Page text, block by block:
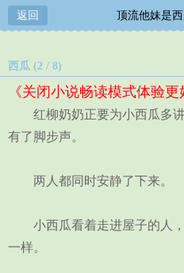
返回 顶流他妹是西
西瓜 (2 / 8)
《关闭小说畅读模式体验更
红柳奶奶正要为小西瓜多讲
有了脚步声。
两人都同时安静了下来。
小西瓜看着走进屋子的人，
一样。